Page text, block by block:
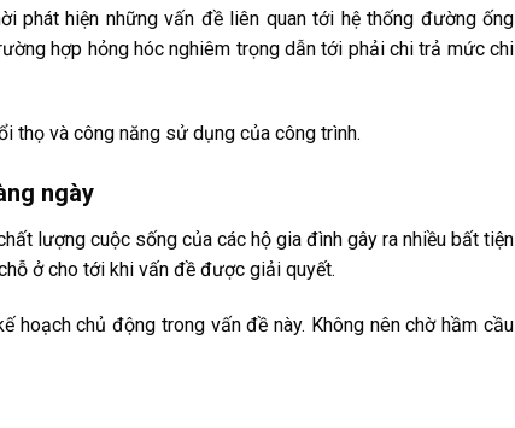
phát hiện những vấn đề liên quan tới hệ thống đường ống
hợp hỏng hóc nghiêm trọng dẫn tới phải chi trả mức chi
thọ và công năng sử dụng của công trình.
ngày
lượng cuộc sống của các hộ gia đình gây ra nhiều bất tiện
ở cho tới khi vấn đề được giải quyết.
hoạch chủ động trong vấn đề này. Không nên chờ hầm cầu